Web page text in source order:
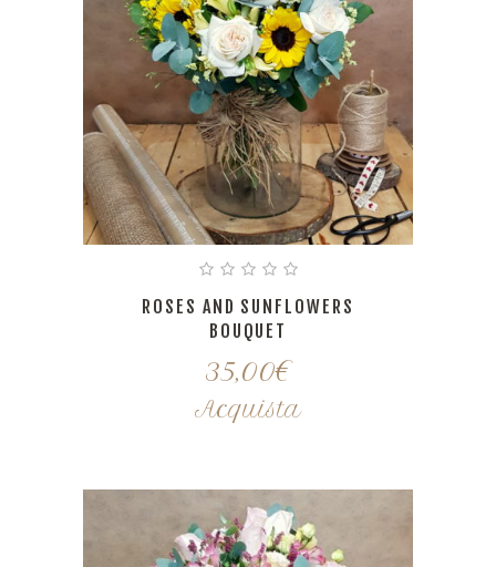
ROSES AND SUNFLOWERS
BOUQUET
35,00€
Acquista